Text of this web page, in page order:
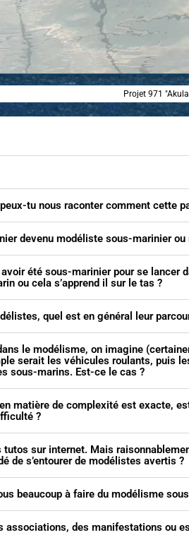
Projet 971
tu nous raconter comment cette
devenu modéliste sous-marinier
été sous-marinier pour se lancer
ou cela s’apprend il sur le tas ?
quel est en général leur
le modélisme, on imagine
serait les véhicules roulants, puis
sous-marins. Est-ce le cas ?
matière de complexité est exacte,
?
tutos sur internet. Mais
de s’entourer de modélistes avertis ?
beaucoup à faire du modélisme
associations, des manifestations ou